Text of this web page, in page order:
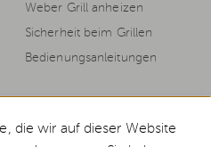
Weber Grill anheizen
Sicherheit beim Grillen
Bedienungsanleitungen
die wir auf dieser Website